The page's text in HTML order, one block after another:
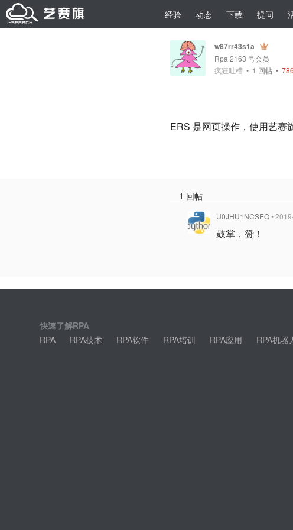
经验 动态 下载 提问
w87rr43s1a
Rpa 2163 号会员
疯狂吐槽 • 1 回帖 • 786
ERS 是网页操作，使用艺赛
1 回帖
U0JHU1NCSEQ•
鼓掌，赞！
快速了解RPA
RPA
RPA技术 RPA软件 RPA培训 RPA应用 RPA机器